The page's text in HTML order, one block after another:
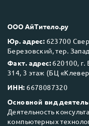
ООО АйТитело.ру
Юр. адрес: 623700
Березовский, тер.
Факт. адрес: 620100, г.
314, 3 этаж (БЦ
ИНН: 6678087320
Основной вид
Деятельность
компьютерных